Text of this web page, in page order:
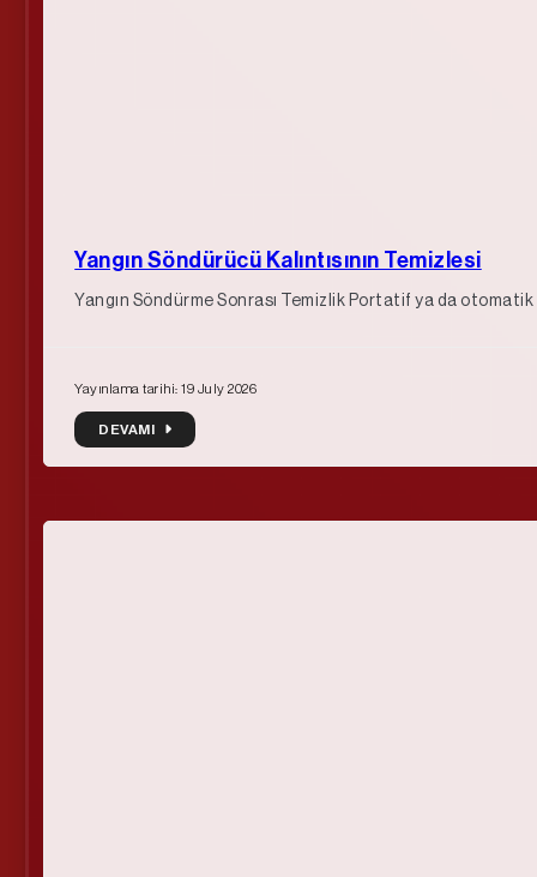
Yangın Söndürücü Kalıntısının Temizlesi
Yangın Söndürme Sonrası Temizlik Portatif ya da
Yayınlama tarihi: 19 July 2026
DEVAMI
DEVAMI